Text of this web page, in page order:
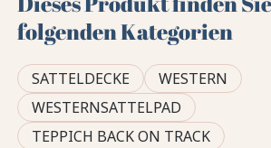
folgenden Kategorien
SATTELDECKE
WESTERN
WESTERNSATTELPAD
TEPPICH BACK ON TRACK